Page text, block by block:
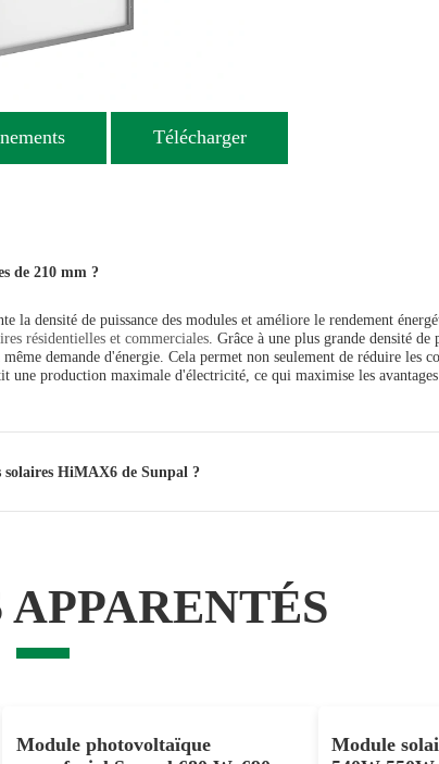
Télécharger
de 210 mm ?
densité de puissance des modules et améliore le rendement
résidentielles et commerciales. Grâce à une plus grande densité de
demande d'énergie. Cela permet non seulement de réduire les
production maximale d'électricité, ce qui maximise les
solaires HiMAX6 de Sunpal ?
Module photovoltaïque
Module